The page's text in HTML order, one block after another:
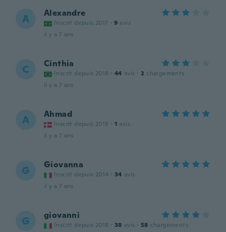
A Alexandre
Inscrit depuis 2017 · 9 avis
il y a 7 ans
C Cinthia
Inscrit depuis 2018 · 44 avis · 2 chargements
il y a 7 ans
A Ahmad
Inscrit depuis 2018 · 1 avis
il y a 7 ans
G Giovanna
Inscrit depuis 2014 · 34 avis
il y a 7 ans
G giovanni
Inscrit depuis 2018 · 38 avis · 58 chargements